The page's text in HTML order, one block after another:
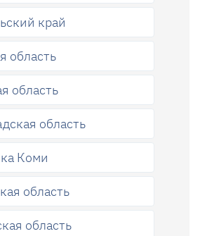
край
область
область
область
Коми
область
область